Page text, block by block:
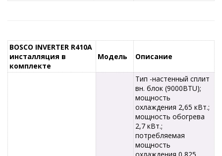
BOSCO INVERTER R410A
инсталляция в
комплекте
Модель Описание
Тип -настенный сплит
вн. блок (9000BTU);
мощность
охлаждения 2,65 кВт.;
мощность обогрева
2,7 кВт.;
потребляемая
мощность